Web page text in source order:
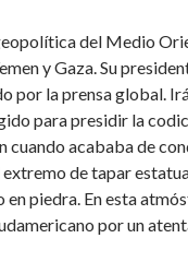
del Medio
y Gaza. Su
por la prensa global.
para presidir la
acababa de
de tapar
piedra. En esta
por un